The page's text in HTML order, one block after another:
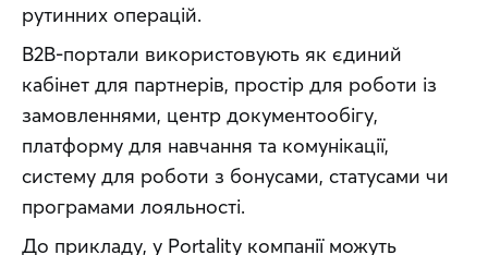
рутинних операцій.
B2B-портали використовують як єдиний
кабінет для партнерів, простір для роботи із
замовленнями, центр документообігу,
платформу для навчання та комунікації,
систему для роботи з бонусами, статусами чи
програмами лояльності.
До прикладу, у Portality компанії можуть